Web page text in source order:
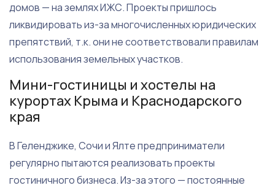
домов — на землях ИЖС. Проекты пришлось
ликвидировать из-за многочисленных юридических
препятствий, т.к. они не соответствовали правилам
использования земельных участков.
Мини-гостиницы и хостелы на
курортах Крыма и Краснодарского
края
В Геленджике, Сочи и Ялте предприниматели
регулярно пытаются реализовать проекты
гостиничного бизнеса. Из-за этого — постоянные